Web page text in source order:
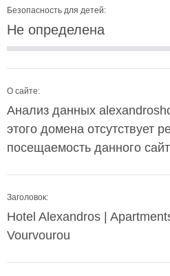
Безопасность для детей:
Не определена
О сайте:
Анализ данных
этого домена отсутствует
посещаемость данного
Заголовок:
Hotel Alexandros |
Vourvourou